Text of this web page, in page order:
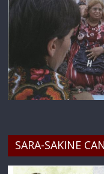
SARA-SAKINE